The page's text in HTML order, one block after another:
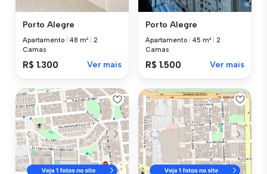
Porto Alegre
Apartamento 48 m²
2
Camas
R$ 1.300 Ver mais
Porto Alegre
Apartamento 45 m²
2
Camas
R$ 1.500 Ver mais